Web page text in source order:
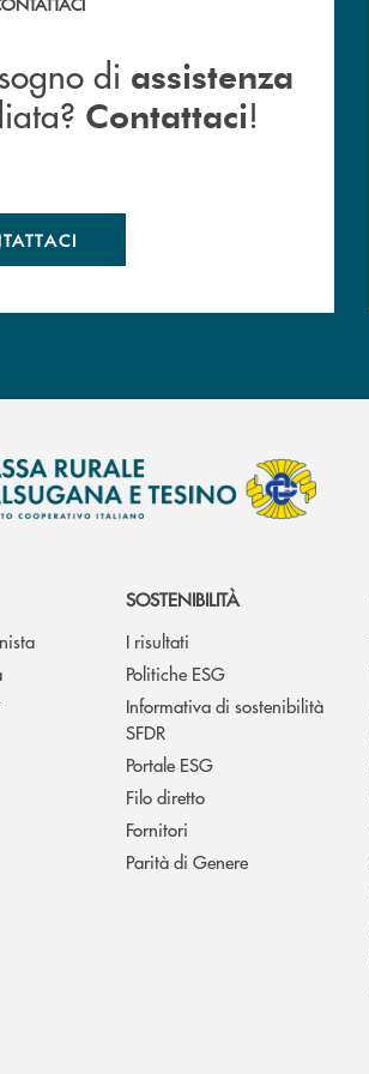
di assistenza
Contattaci!
SOSTENIBILITÀ
I risultati
Politiche ESG
Informativa di sostenibilità
SFDR
Portale ESG
Filo diretto
Fornitori
Parità di Genere